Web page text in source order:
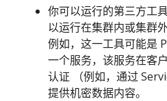
你可以运行的第三方工
以运行在集群内或集群
例如，这一工具可能是
一个服务，该服务在客
认证 （例如，通过
提供机密数据内容。